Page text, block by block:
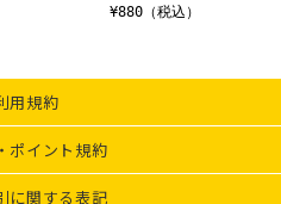
¥880（税込）
用規約
ポイント規約
に関する表記